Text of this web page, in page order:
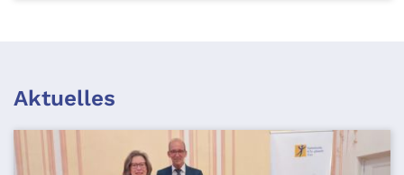
Aktuelles